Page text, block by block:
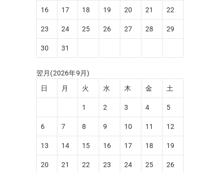
16 17 18 19 20 21 22
23 24 25 26 27 28 29
30 31
翌月(2026年9月)
日
月 火 水 木 金 土
1 2 3 4 5
6 7 8 9 10 11 12
13 14 15 16 17 18 19
20 21 22 23 24 25 26